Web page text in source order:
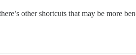
other shortcuts that may be more